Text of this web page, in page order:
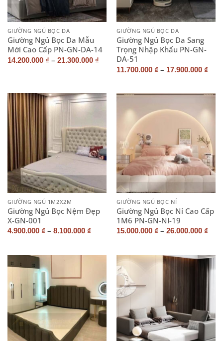
GIƯỜNG NGỦ BỌC DA
Giường Ngủ Bọc Da Mẫu
Mới Cao Cấp PN-GN-DA-14
14.200.000 ₫ – 21.300.000 ₫
GIƯỜNG NGỦ BỌC DA
Giường Ngủ Bọc Da Sang
Trọng Nhập Khẩu PN-GN-
DA-51
11.700.000 ₫ – 17.900.000 ₫
GIƯỜNG NGỦ 1M2X2M
Giường Ngủ Bọc Nệm Đẹp
X-GN-001
4.900.000 ₫ – 8.100.000 ₫
GIƯỜNG NGỦ BỌC NỈ
Giường Ngủ Bọc Nỉ Cao Cấp
1M6 PN-GN-NI-19
15.000.000 ₫ – 26.000.000 ₫